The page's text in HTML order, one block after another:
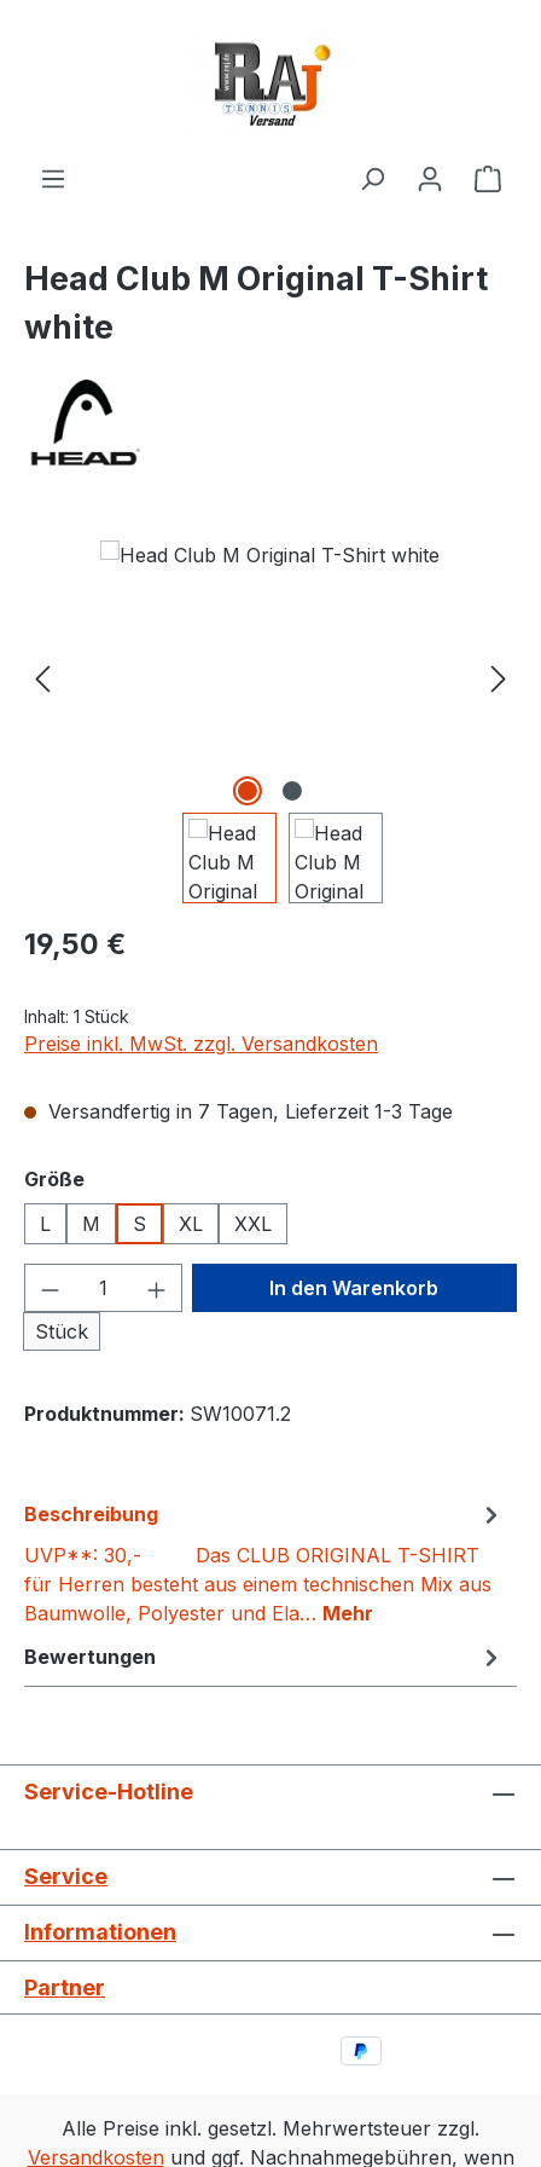
Head Club M Original T-Shirt
white
Regulärer Preis:
19,50 €
Inhalt: 1 Stück
Preise inkl. MwSt. zzgl. Versandkosten
Versandfertig in 7 Tagen, Lieferzeit 1-3 Tage
Größeauswählen
L
M S XL XXL
Produkt Anzahl: Gib den
Stück
In den Warenkorb
Produktnummer: SW10071.2
Beschreibung
UVP**: 30,- Das CLUB ORIGINAL T-SHIRT
für Herren besteht aus einem technischen Mix aus
Baumwolle, Polyester und Ela… Mehr
Bewertungen
Service-Hotline
Service
Informationen
Partner
Alle Preise inkl. gesetzl. Mehrwertsteuer zzgl.
Versandkostenund ggf. Nachnahmegebühren, wenn